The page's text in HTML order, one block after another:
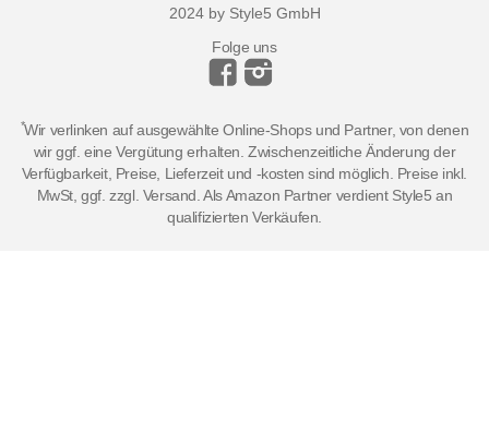
2024 by Style5 GmbH
Folge uns
*Wir verlinken auf ausgewählte Online-Shops und Partner, von denen
wir ggf. eine Vergütung erhalten. Zwischenzeitliche Änderung der
Verfügbarkeit, Preise, Lieferzeit und -kosten sind möglich. Preise inkl.
MwSt, ggf. zzgl. Versand. Als Amazon Partner verdient Style5 an
qualifizierten Verkäufen.